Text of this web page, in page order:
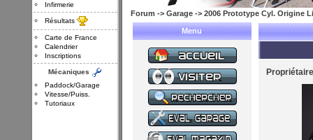
Infirmerie
Résultats
Carte de France
Calendrier
Inscriptions
Mécaniques
Paddock/Garage
Vitesse/Puiss.
Tutoriaux
Forum -> Garage-> 2006 Prototype Cyl. Origine
Menu
Propriétaire